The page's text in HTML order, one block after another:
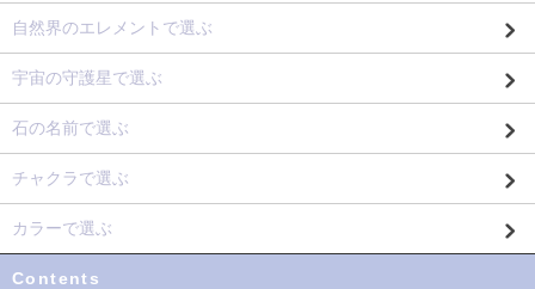
自然界のエレメントで選ぶ
宇宙の守護星で選ぶ
石の名前で選ぶ
チャクラで選ぶ
カラーで選ぶ
Contents